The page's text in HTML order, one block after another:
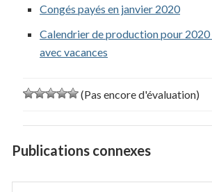
Congés payés en janvier 2020
Calendrier de production pour
avec vacances
(Pas encore d'évaluation)
Publications connexes